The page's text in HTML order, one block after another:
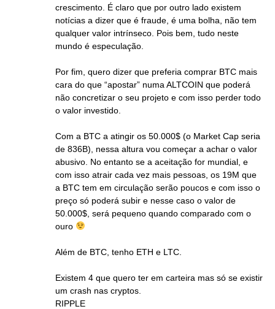
crescimento. É claro que por outro lado existem
notícias a dizer que é fraude, é uma bolha, não tem
qualquer valor intrínseco. Pois bem, tudo neste
mundo é especulação.
Por fim, quero dizer que preferia comprar BTC mais
cara do que “apostar” numa ALTCOIN que poderá
não concretizar o seu projeto e com isso perder todo
o valor investido.
Com a BTC a atingir os 50.000$ (o Market Cap seria
de 836B), nessa altura vou começar a achar o valor
abusivo. No entanto se a aceitação for mundial, e
com isso atrair cada vez mais pessoas, os 19M que
a BTC tem em circulação serão poucos e com isso o
preço só poderá subir e nesse caso o valor de
50.000$, será pequeno quando comparado com o
ouro
Além de BTC, tenho ETH e LTC.
Existem 4 que quero ter em carteira mas só se existir
um crash nas cryptos.
RIPPLE